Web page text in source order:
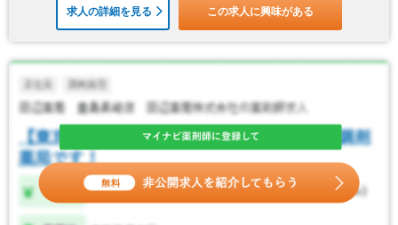
求人の詳細を見る この求人に興味がある